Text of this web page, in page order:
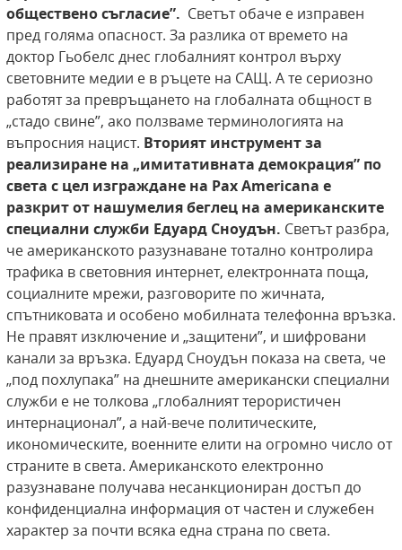
обществено съгласие”. Светът обаче е изправен
пред голяма опасност. За разлика от времето на
доктор Гьобелс днес глобалният контрол върху
световните медии е в ръцете на САЩ. А те сериозно
работят за превръщането на глобалната общност в
„стадо свине”, ако ползваме терминологията на
въпросния нацист. Вторият инструментза
реализиране на „имитативната демокрация” по
света с цел изграждане на Pax Americana е
разкритот нашумелия беглец на американските
специални служби Едуард Сноудън. Светът разбра,
че американското разузнаване тотално контролира
трафика в световния интернет, електронната поща,
социалните мрежи, разговорите по жичната,
спътниковата и особено мобилната телефонна връзка.
Не правят изключение и „защитени”, и шифровани
канали за връзка. Едуард Сноудън показа на света, че
„под похлупака” на днешните американски специални
служби е не толкова „глобалният терористичен
интернационал”, а най-вече политическите,
икономическите, военните елити на огромно число от
страните в света. Американското електронно
разузнаване получава несанкциониран достъп до
конфиденциална информация от частен и служебен
характер за почти всяка една страна по света.